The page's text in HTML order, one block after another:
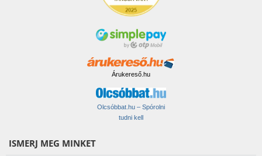
Árukereső.hu
Olcsóbbat.hu – Spórolni
tudni kell
ISMERJ MEG MINKET